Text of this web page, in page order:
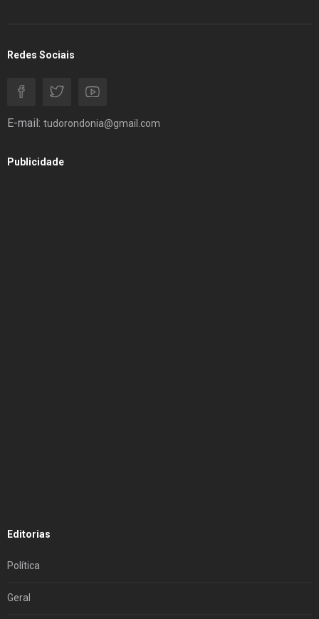
Redes Sociais
E-mail: tudorondonia@gmail.com
Publicidade
Editorias
Política
Geral